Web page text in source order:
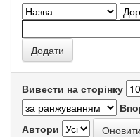
Вивести на сторінку
Автори